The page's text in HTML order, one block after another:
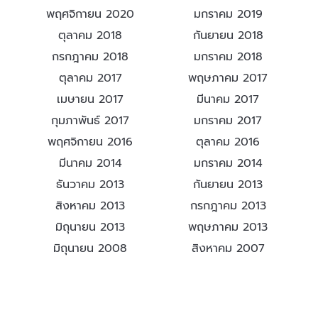
พฤศจิกายน 2020
มกราคม 2019
ตุลาคม 2018
กันยายน 2018
กรกฎาคม 2018
มกราคม 2018
ตุลาคม 2017
พฤษภาคม 2017
เมษายน 2017
มีนาคม 2017
กุมภาพันธ์ 2017
มกราคม 2017
พฤศจิกายน 2016
ตุลาคม 2016
มีนาคม 2014
มกราคม 2014
ธันวาคม 2013
กันยายน 2013
สิงหาคม 2013
กรกฎาคม 2013
มิถุนายน 2013
พฤษภาคม 2013
มิถุนายน 2008
สิงหาคม 2007